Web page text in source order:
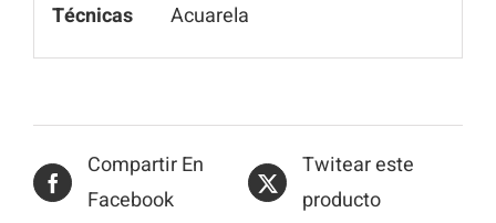
Técnicas Acuarela
Compartir En
Facebook
Twitear este
producto